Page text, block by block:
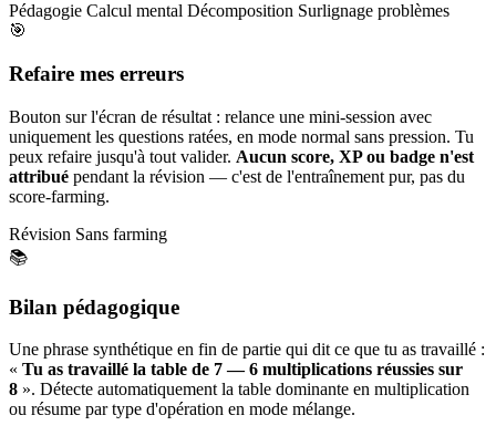
Pédagogie Calcul mental Décomposition Surlignage problèmes
🎯
Refaire mes erreurs
Bouton sur l'écran de résultat : relance une mini-session avec
uniquement les questions ratées, en mode normal sans pression. Tu
peux refaire jusqu'à tout valider. Aucun score, XP ou badge n'est
attribué pendant la révision — c'est de l'entraînement pur, pas du
score-farming.
Révision Sans farming
📚
Bilan pédagogique
Une phrase synthétique en fin de partie qui dit ce que tu as travaillé :
« Tu as travaillé la table de 7 — 6 multiplications réussies sur
8 ». Détecte automatiquement la table dominante en multiplication
ou résume par type d'opération en mode mélange.